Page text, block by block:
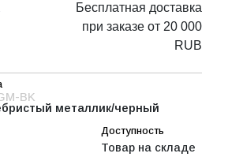
Бесплатная доставка
при заказе от 20 000
RUB
BK
металлик/черный
Товар на складе